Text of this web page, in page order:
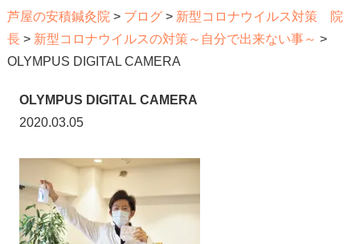
芦屋の安積鍼灸院 > ブログ> 新型コロナウイルス対策 院
長> 新型コロナウイルスの対策～自分で出来ない事～ >
OLYMPUS DIGITAL CAMERA
OLYMPUS DIGITAL CAMERA
2020.03.05